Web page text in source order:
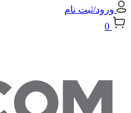
ورود/ثبت نام
0